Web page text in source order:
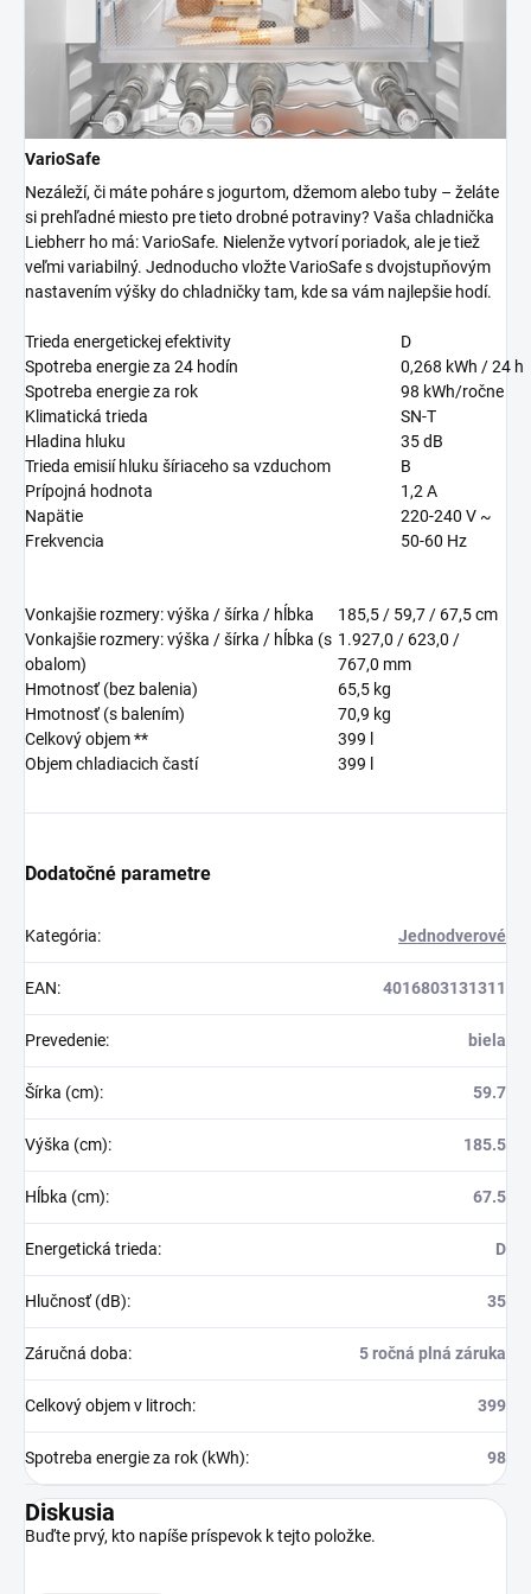
VarioSafe
Nezáleží, či máte poháre s jogurtom, džemom alebo tuby – želáte
si prehľadné miesto pre tieto drobné potraviny? Vaša chladnička
Liebherr ho má: VarioSafe. Nielenže vytvorí poriadok, ale je tiež
veľmi variabilný. Jednoducho vložte VarioSafe s dvojstupňovým
nastavením výšky do chladničky tam, kde sa vám najlepšie hodí.
Trieda energetickej efektivity
D
Spotreba energie za 24 hodín
0,268 kWh / 24 h
Spotreba energie za rok
98 kWh/ročne
Klimatická trieda
SN-T
Hladina hluku
35dB
Trieda emisií hluku šíriaceho sa vzduchom
B
Prípojná hodnota
1,2 A
Napätie
220-240 V ~
Frekvencia
50-60 Hz
Vonkajšie rozmery: výška / šírka / hĺbka 185,5 / 59,7 / 67,5cm
Vonkajšie rozmery: výška / šírka / hĺbka (s
obalom)
1.927,0 / 623,0 /
767,0 mm
Hmotnosť (bez balenia)
65,5 kg
Hmotnosť (s balením)
70,9 kg
Celkový objem **
399
Objem chladiacich častí
399
Dodatočné parametre
Kategória: Jednodverové
EAN: 4016803131311
Prevedenie: biela
Šírka (cm): 59.7
Výška (cm): 185.5
Hĺbka (cm): 67.5
Energetická trieda: D
Hlučnosť (dB): 35
Záručná doba: 5 ročná plná záruka
Celkový objem v litroch: 399
Spotreba energie za rok (kWh): 98
Diskusia
Buďte prvý, kto napíše príspevok k tejto položke.